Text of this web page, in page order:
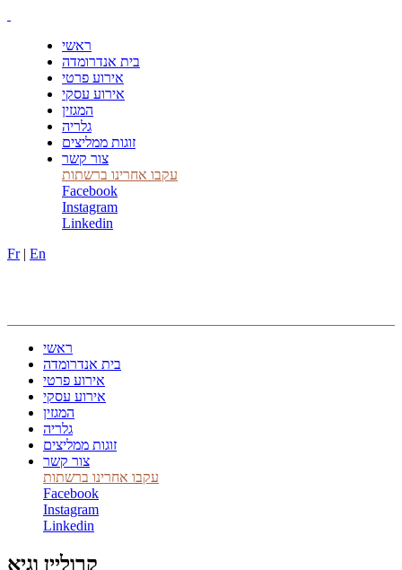
ראשי
בית אנדרומדה
אירוע פרטי
אירוע עסקי
המגזין
גלריה
זוגות ממליצים
צור קשר
עקבו אחרינו ברשתות
Facebook
Instagram
Linkedin
Fr| En
ראשי
בית אנדרומדה
אירוע פרטי
אירוע עסקי
המגזין
גלריה
זוגות ממליצים
צור קשר
עקבו אחרינו ברשתות
Facebook
Instagram
Linkedin
קרוליין וגיא